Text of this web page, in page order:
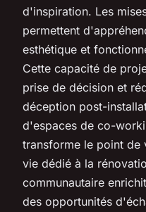
d'inspiration. Les
permettent
esthétique et
Cette capacité de
prise de décision et
déception post-
d'espaces de co-
transforme le point de
vie dédié à la
communautaire
des opportunités